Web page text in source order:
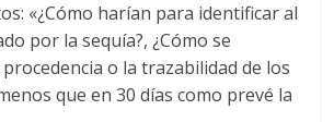
«¿Cómo harían para identificar al
por la sequía?, ¿Cómo se
o la trazabilidad de los
que en 30 días como prevé la